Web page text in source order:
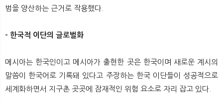
범을 양산하는 근거로 작용했다.
- 한국적 이단의 글로벌화
메시아는 한국인이고 메시아가 출현한 곳은 한국이며 새로운 계시의
말씀이 한국어로 기록돼 있다고 주장하는 한국 이단들이 성공적으로
세계화하면서 지구촌 곳곳에 잠재적인 위험 요소로 자리 잡고 있다.